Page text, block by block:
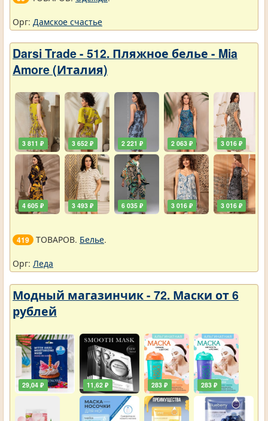
Орг: Дамское счастье
Darsi Trade - 512. Пляжное белье - Mia
Amore (Италия)
3 811 ₽
4 605 ₽
3 652 ₽
3 493 ₽
2 221 ₽
6 035 ₽
2 063 ₽
3 016 ₽
3 016 ₽
3 016 ₽
419 ТОВАРОВ. Белье.
Орг: Леда
Модный магазинчик - 72. Маски от 6
рублей
29,04 ₽ 11,62 ₽ 283 ₽ 283 ₽